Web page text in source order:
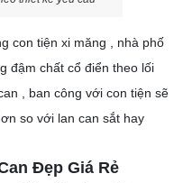
con tiện xi măng , nhà phố
đậm chất cổ điển theo lối
, ban công với con tiện sẽ
so với lan can sắt hay
Đẹp Giá Rẻ